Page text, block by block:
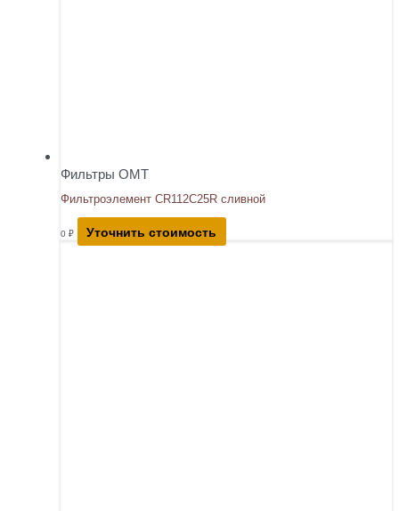
Фильтры OMT
Фильтроэлемент CR112C25R сливной
0 ₽ Уточнить стоимость